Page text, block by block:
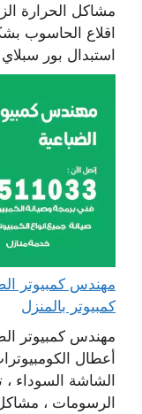
مشاكل الحرارة
اقلاع الحاسوب
استبدال بور
كمبيوتر بالمنزل
مهندس كمبيوتر
أعطال
الشاشة السوداء
الرسومات ،